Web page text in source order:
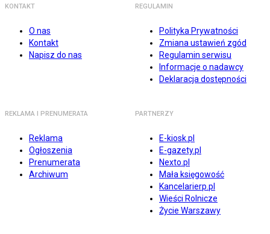
KONTAKT
O nas
Kontakt
Napisz do nas
REGULAMIN
Polityka Prywatności
Zmiana ustawień zgód
Regulamin serwisu
Informacje o nadawcy
Deklaracja dostępności
REKLAMA I PRENUMERATA
Reklama
Ogłoszenia
Prenumerata
Archiwum
PARTNERZY
E-kiosk.pl
E-gazety.pl
Nexto.pl
Mała księgowość
Kancelarierp.pl
Wieści Rolnicze
Życie Warszawy